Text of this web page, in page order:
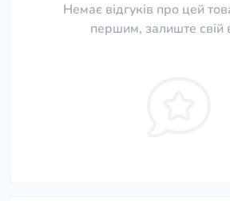
Немає відгуків про цей
першим, залиште свій